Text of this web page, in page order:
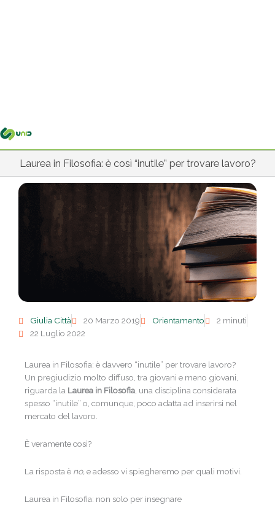
Laurea in Filosofia: è così “inutile” per trovare lavoro?
Giulia Città 20 Marzo 2019 Orientamento
2 minuti
22 Luglio 2022
Laurea in Filosofia: è davvero “inutile” per trovare lavoro?
Un pregiudizio molto diffuso, tra giovani e meno giovani,
riguarda la Laurea in Filosofia, una disciplina considerata
spesso “inutile” o, comunque, poco adatta ad inserirsi nel
mercato del lavoro.
È veramente così?
La risposta è no, e adesso vi spiegheremo per quali motivi.
Laurea in Filosofia: non solo per insegnare